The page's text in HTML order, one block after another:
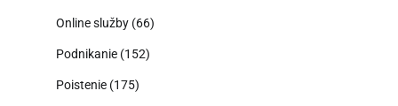
Online služby (66)
Podnikanie (152)
Poistenie (175)